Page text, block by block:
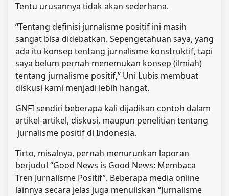
Tentu urusannya tidak akan sederhana.
“Tentang definisi jurnalisme positif ini masih
sangat bisa didebatkan. Sepengetahuan saya, yang
ada itu konsep tentang jurnalisme konstruktif, tapi
saya belum pernah menemukan konsep (ilmiah)
tentang jurnalisme positif,” Uni Lubis membuat
diskusi kami menjadi lebih hangat.
GNFI sendiri beberapa kali dijadikan contoh dalam
artikel-artikel, diskusi, maupun penelitian tentang
jurnalisme positif di Indonesia.
Tirto, misalnya, pernah menurunkan laporan
berjudul “Good News is Good News: Membaca
Tren Jurnalisme Positif”. Beberapa media online
lainnya secara jelas juga menuliskan “Jurnalisme